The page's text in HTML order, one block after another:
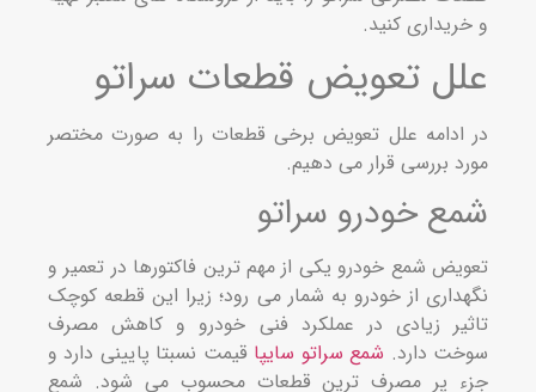
کنید.
تعویض قطعات سراتو
علل تعویض برخی قطعات را به صورت مختصر
بررسی قرار می‌ دهیم.
خودرو سراتو
شمع خودرو یکی از مهم‌ ترین فاکتورها در تعمیر و
از خودرو به شمار می‌ رود؛ زیرا این قطعه کوچک
زیادی در عملکرد فنی خودرو و کاهش مصرف
دارد.شمع سراتو سایپاقیمت نسبتا پایینی دارد و
پر مصرف‌ ترین قطعات محسوب می‌ شود. شمع